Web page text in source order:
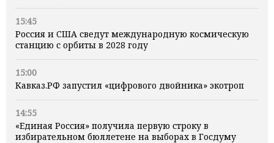
15:45
Россия и США сведут международную космическую
станцию с орбиты в 2028 году
15:00
Кавказ.РФ запустил «цифрового двойника» экотроп
14:55
«Единая Россия» получила первую строку в
избирательном бюллетене на выборах в Госдуму